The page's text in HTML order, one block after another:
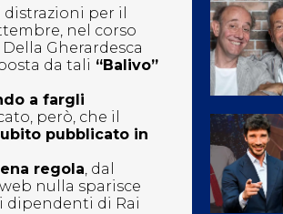
per il
nel corso
Gherardesca
da tali “Balivo”
a fargli
però, che il
pubblicato in
regola, dal
nulla sparisce
di Rai